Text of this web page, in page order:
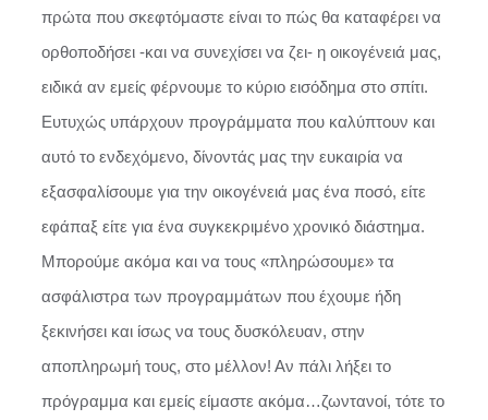
πρώτα που σκεφτόμαστε είναι το πώς θα καταφέρει να
ορθοποδήσει -και να συνεχίσει να ζει- η οικογένειά μας,
ειδικά αν εμείς φέρνουμε το κύριο εισόδημα στο σπίτι.
Ευτυχώς υπάρχουν προγράμματα που καλύπτουν και
αυτό το ενδεχόμενο, δίνοντάς μας την ευκαιρία να
εξασφαλίσουμε για την οικογένειά μας ένα ποσό, είτε
εφάπαξ είτε για ένα συγκεκριμένο χρονικό διάστημα.
Μπορούμε ακόμα και να τους «πληρώσουμε» τα
ασφάλιστρα των προγραμμάτων που έχουμε ήδη
ξεκινήσει και ίσως να τους δυσκόλευαν, στην
αποπληρωμή τους, στο μέλλον! Αν πάλι λήξει το
πρόγραμμα και εμείς είμαστε ακόμα…ζωντανοί, τότε το